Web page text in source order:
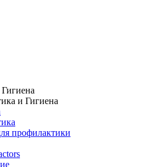
и Гигиена
профилактики